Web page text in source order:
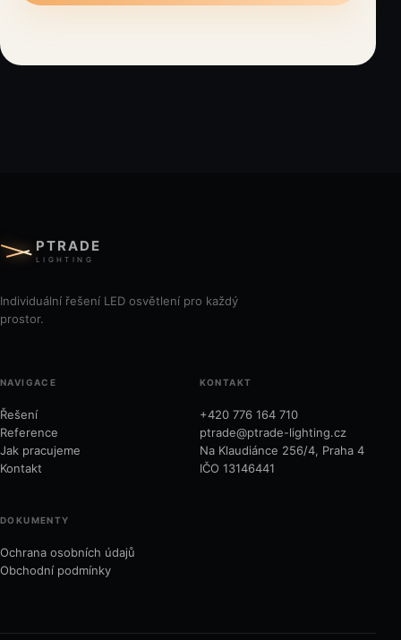
PTRADE
LIGHTING
Individuální řešení LED osvětlení pro každý
prostor.
NAVIGACE
Řešení
Reference
Jak pracujeme
Kontakt
KONTAKT
+420 776 164 710
ptrade@ptrade-lighting.cz
Na Klaudiánce 256/4, Praha 4
IČO 13146441
DOKUMENTY
Ochrana osobních údajů
Obchodní podmínky